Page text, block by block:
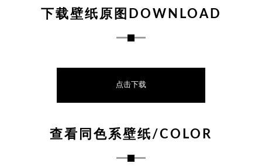
下载壁纸原图DOWNLOAD
点击下载
查看同色系壁纸/COLOR